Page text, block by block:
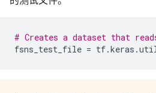
# Creates a dataset that
fsns_test_file = tf.keras .